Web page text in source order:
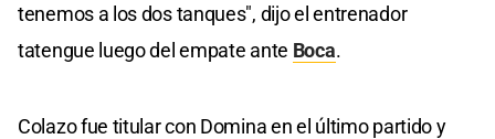
tenemos a los dos tanques", dijo el entrenador
tatengue luego del empate ante Boca.
Colazo fue titular con Domina en el último partido y